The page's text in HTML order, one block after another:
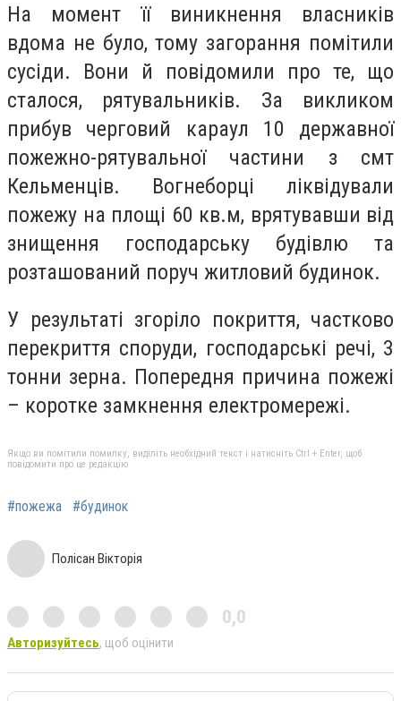
На момент її виникнення власників
вдома не було, тому загорання помітили
сусіди. Вони й повідомили про те, що
сталося, рятувальників. За викликом
прибув черговий караул 10 державної
пожежно-рятувальної частини з смт
Кельменців. Вогнеборці ліквідували
пожежу на площі 60 кв.м, врятувавши від
знищення господарську будівлю та
розташований поруч житловий будинок.
У результаті згоріло покриття, частково
перекриття споруди, господарські речі, 3
тонни зерна. Попередня причина пожежі
– коротке замкнення електромережі.
Якщо ви помітили помилку, виділіть необхідний текст і натисніть Ctrl + Enter, щоб
повідомити про це редакцію
#пожежа #будинок
Полісан Вікторія
0,0
Авторизуйтесь, щоб оцінити